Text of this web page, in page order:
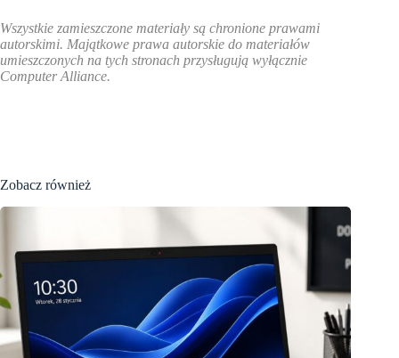
Wszystkie zamieszczone materiały są chronione prawami
autorskimi. Majątkowe prawa autorskie do materiałów
umieszczonych na tych stronach przysługują wyłącznie
Computer Alliance.
Zobacz również